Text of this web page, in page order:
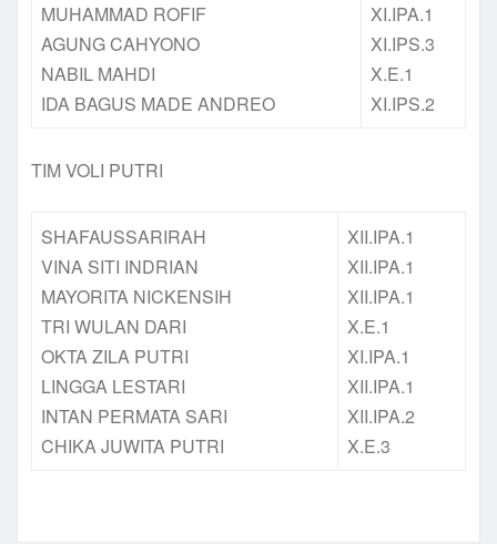
MUHAMMAD ROFIF
AGUNG CAHYONO
NABIL MAHDI
IDA BAGUS MADE ANDREO
XI.IPA.1
XI.IPS.3
X.E.1
XI.IPS.2
TIM VOLI PUTRI
SHAFAUSSARIRAH
VINA SITI INDRIAN
MAYORITA NICKENSIH
TRI WULAN DARI
OKTA ZILA PUTRI
LINGGA LESTARI
INTAN PERMATA SARI
CHIKA JUWITA PUTRI
XII.IPA.1
XII.IPA.1
XII.IPA.1
X.E.1
XI.IPA.1
XII.IPA.1
XII.IPA.2
X.E.3